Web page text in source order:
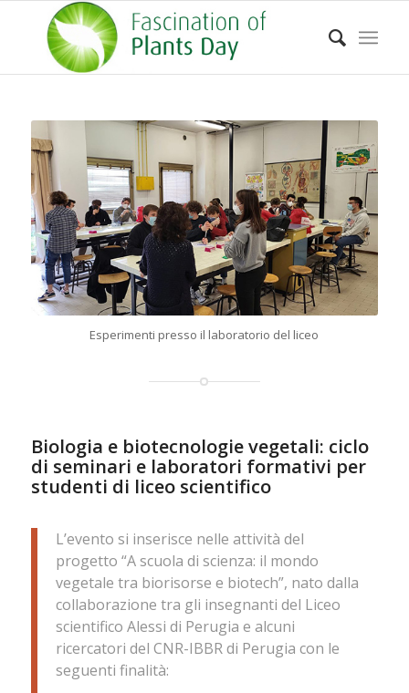
Esperimenti presso il laboratorio del liceo
Biologia e biotecnologie vegetali: ciclo
di seminari e laboratori formativi per
studenti di liceo scientifico
L’evento si inserisce nelle attività del
progetto “A scuola di scienza: il mondo
vegetale tra biorisorse e biotech”, nato dalla
collaborazione tra gli insegnanti del Liceo
scientifico Alessi di Perugia e alcuni
ricercatori del CNR-IBBR di Perugia con le
seguenti finalità: